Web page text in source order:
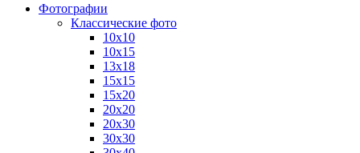
Фотографии
Классические фото
10х10
10х15
13х18
15х15
15х20
20х20
20х30
30х30